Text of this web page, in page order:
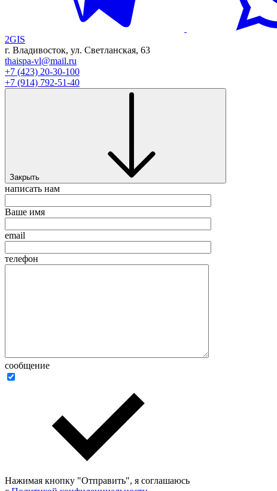
2GIS
г. Владивосток, ул. Светланская, 63
thaispa-vl@mail.ru
+7 (423) 20-30-100
+7 (914) 792-51-40
Закрыть
написать нам
Ваше имя
email
телефон
сообщение
Нажимая кнопку "Отправить", я соглашаюсь